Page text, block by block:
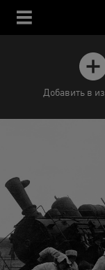
Добавить в